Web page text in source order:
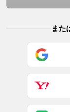
また